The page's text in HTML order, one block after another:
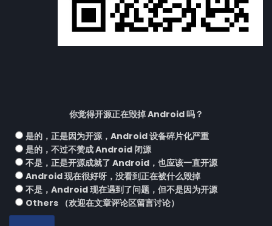
你觉得开源正在毁掉 Android 吗？
是的，正是因为开源，Android 设备碎片化严重
是的，不过不赞成 Android 闭源
不是，正是开源成就了 Android，也应该一直开源
Android 现在很好呀，没看到正在被什么毁掉
不是，Android 现在遇到了问题，但不是因为开源
Others （欢迎在文章评论区留言讨论）